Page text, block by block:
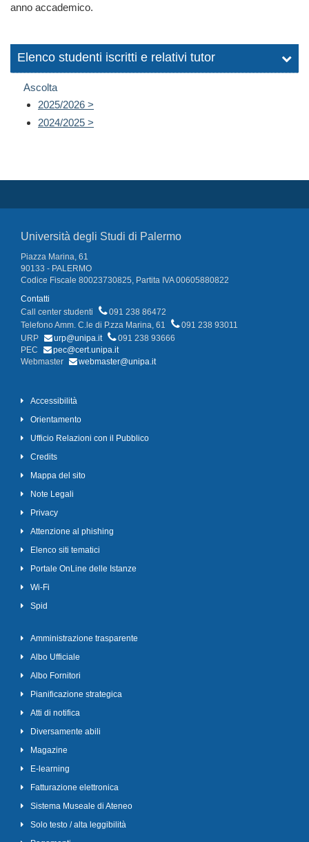
anno accademico.
Elenco studenti iscritti e relativi tutor
Ascolta
2025/2026 >
2024/2025 >
Università degli Studi di Palermo
Piazza Marina, 61
90133 - PALERMO
Codice Fiscale 80023730825, Partita IVA 00605880822
Contatti
Call center studenti
091 238 86472
Telefono Amm. C.le di P.zza Marina, 61
091 238 93011
URP
urp@unipa.it
091 238 93666
PEC
pec@cert.unipa.it
Webmaster
webmaster@unipa.it
Accessibilità
Orientamento
Ufficio Relazioni con il Pubblico
Credits
Mappa del sito
Note Legali
Privacy
Attenzione al phishing
Elenco siti tematici
Portale OnLine delle Istanze
Wi-Fi
Spid
Amministrazione trasparente
Albo Ufficiale
Albo Fornitori
Pianificazione strategica
Atti di notifica
Diversamente abili
Magazine
E-learning
Fatturazione elettronica
Sistema Museale di Ateneo
Solo testo / alta leggibilità